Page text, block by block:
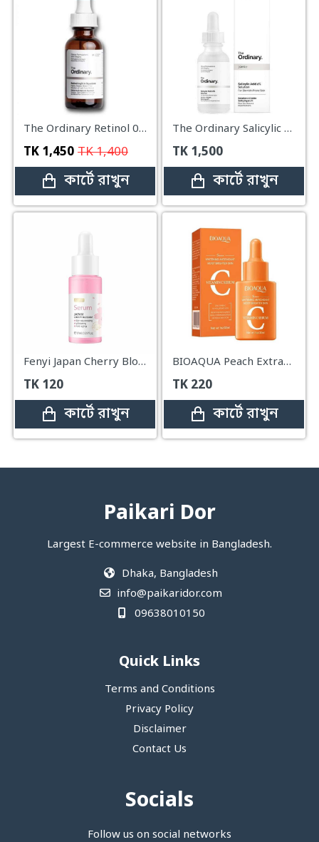
The Ordinary Retinol 0.5% in Squalane – 30ml
TK 1,450 TK1,400
কার্টে রাখুন
The Ordinary Salicylic Acid 2% – 30ml
TK 1,500
কার্টে রাখুন
Fenyi Japan Cherry Blossom Serum – 17ml
TK 120
কার্টে রাখুন
BIOAQUA Peach Extract Fruit Acid Exfoliating Face Gel – 140g
TK 220
কার্টে রাখুন
Paikari Dor
Largest E-commerce website in Bangladesh.
Dhaka, Bangladesh
info@paikaridor.com
09638010150
Quick Links
Terms and Conditions
Privacy Policy
Disclaimer
Contact Us
Socials
Follow us on social networks